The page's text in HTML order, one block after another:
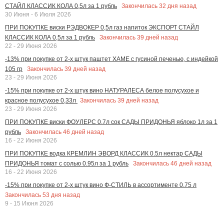
СТАЙЛ КЛАССИК КОЛА 0,5л за 1 рубль
Закончилась 32 дня назад
30 Июня - 6 Июля 2026
ПРИ ПОКУПКЕ виски РЭДВОКЕР 0,5л газ напиток ЭКСПОРТ СТАЙЛ
КЛАССИК КОЛА 0,5л за 1 рубль
Закончилась 39 дней назад
22 - 29 Июня 2026
-13% при покупке от 2-х штук паштет ХАМЕ с гусиной печенью, с индейкой
105 гр
Закончилась 39 дней назад
23 - 29 Июня 2026
-15% при покупке от 2-х штук вино НАТУРАЛЕСА белое полусухое и
красное полусухое 0,33л Закончилась 39 дней назад
23 - 29 Июня 2026
ПРИ ПОКУПКЕ виски ФОУЛЕРС 0.7л сок САДЫ ПРИДОНЬЯ яблоко 1л за 1
рубль
Закончилась 46 дней назад
16 - 22 Июня 2026
ПРИ ПОКУПКЕ водка КРЕМЛИН ЭВОРД КЛАССИК 0.5л нектар САДЫ
ПРИДОНЬЯ томат с солью 0.95л за 1 рубль
Закончилась 46 дней назад
16 - 22 Июня 2026
-15% при покупке от 2-х штук вино Ф-СТИЛЬ в ассортименте 0.75 л
Закончилась 53 дня назад
9 - 15 Июня 2026